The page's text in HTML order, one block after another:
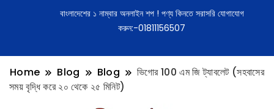
বাংলাদেশের ১ নাম্বার অনলাইন শপ ! পণ্য কিনতে সরাসরি যোগাযোগ
করুন:-01811156507
Home Blog Blog
ভিগোর 100 এম জি ট্যাবলেট (সহবাসের
সময় বৃদ্ধি করে ২০ থেকে ২৫ মিনিট)